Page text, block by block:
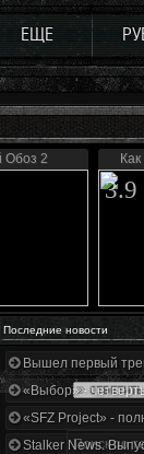
ЕЩЕ
Обоз 2
3.9
Последние новости
Вышел первый
«Выбор» -
«SFZ Project» -
Stalker News.